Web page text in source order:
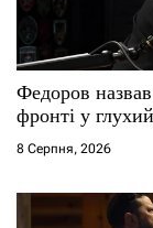
и
с
і
в
Федоров
фронті у
8 Серпня, 2026